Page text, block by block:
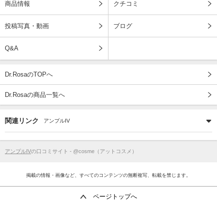
商品情報 クチコミ
投稿写真・動画 ブログ
Q&A
Dr.RosaのTOPへ
Dr.Rosaの商品一覧へ
関連リンク アンプルIV
アンプルIVの口コミサイト - @cosme（アットコスメ）
掲載の情報・画像など、すべてのコンテンツの無断複写、転載を禁じます。
ページトップへ